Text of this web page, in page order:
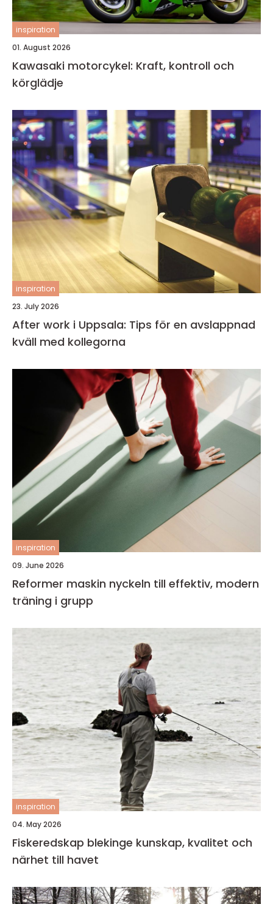
inspiration
01. August 2026
Kawasaki motorcykel: Kraft, kontroll och
körglädje
inspiration
23. July 2026
After work i Uppsala: Tips för en avslappnad
kväll med kollegorna
inspiration
09. June 2026
Reformer maskin nyckeln till effektiv, modern
träning i grupp
inspiration
04. May 2026
Fiskeredskap blekinge kunskap, kvalitet och
närhet till havet